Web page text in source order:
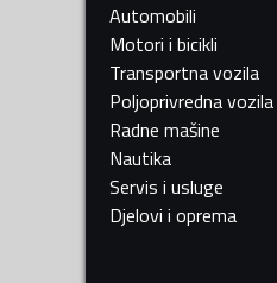
Automobili
Motori i bicikli
Transportna vozila
Poljoprivredna vozila
Radne mašine
Nautika
Servis i usluge
Djelovi i oprema